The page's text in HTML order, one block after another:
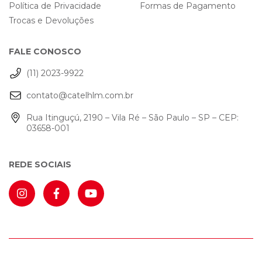
Política de Privacidade
Trocas e Devoluções
Formas de Pagamento
FALE CONOSCO
(11) 2023-9922
contato@catelhlm.com.br
Rua Itinguçú, 2190 – Vila Ré – São Paulo – SP – CEP:
03658-001
REDE SOCIAIS